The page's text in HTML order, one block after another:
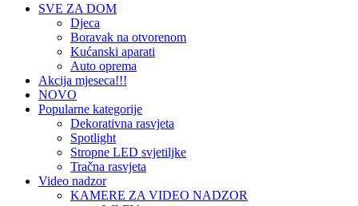
SVE ZA DOM
Djeca
Boravak na otvorenom
Kućanski aparati
Auto oprema
Akcija mjeseca!!!
NOVO
Popularne kategorije
Dekorativna rasvjeta
Spotlight
Stropne LED svjetiljke
Tračna rasvjeta
Video nadzor
KAMERE ZA VIDEO NADZOR